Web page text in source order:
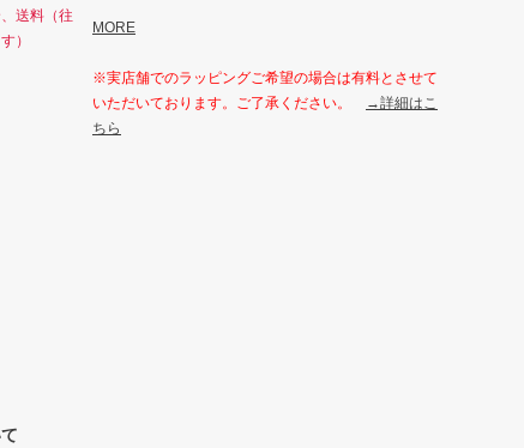
送料（往
）
MORE
※実店舗でのラッピングご希望の場合は有料とさせて
いただいております。ご了承ください。
→詳細はこ
ちら